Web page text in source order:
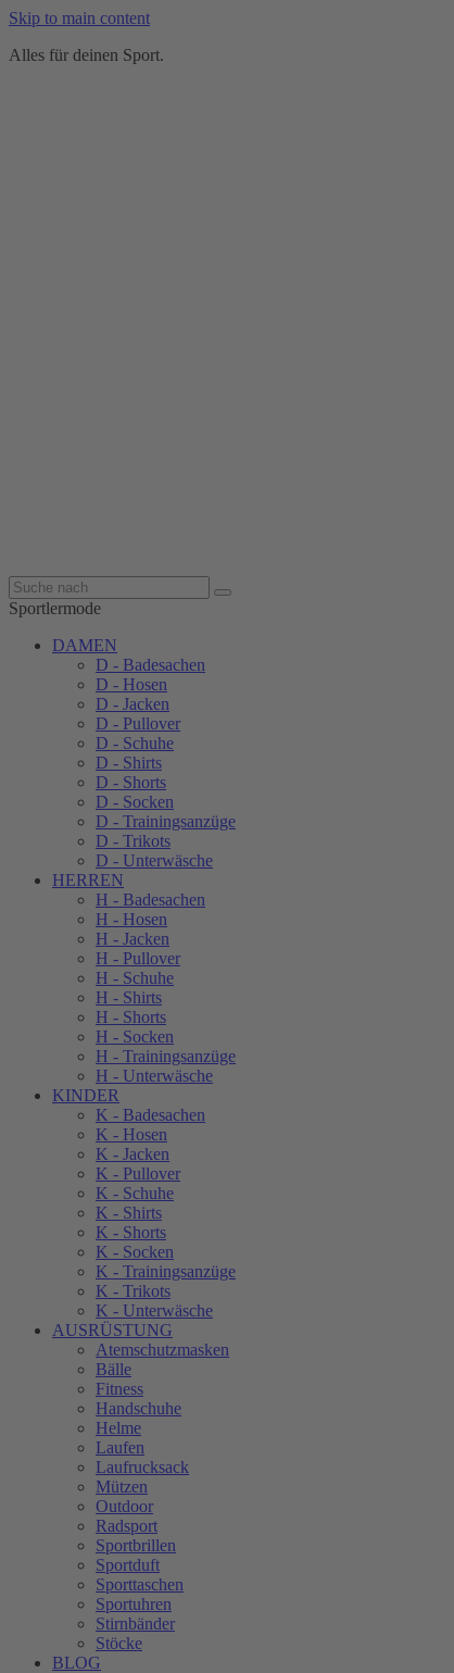
Skip to main content
Alles für deinen Sport.
Sportlermode
DAMEN
D - Badesachen
D - Hosen
D - Jacken
D - Pullover
D - Schuhe
D - Shirts
D - Shorts
D - Socken
D - Trainingsanzüge
D - Trikots
D - Unterwäsche
HERREN
H - Badesachen
H - Hosen
H - Jacken
H - Pullover
H - Schuhe
H - Shirts
H - Shorts
H - Socken
H - Trainingsanzüge
H - Unterwäsche
KINDER
K - Badesachen
K - Hosen
K - Jacken
K - Pullover
K - Schuhe
K - Shirts
K - Shorts
K - Socken
K - Trainingsanzüge
K - Trikots
K - Unterwäsche
AUSRÜSTUNG
Atemschutzmasken
Bälle
Fitness
Handschuhe
Helme
Laufen
Laufrucksack
Mützen
Outdoor
Radsport
Sportbrillen
Sportduft
Sporttaschen
Sportuhren
Stirnbänder
Stöcke
BLOG